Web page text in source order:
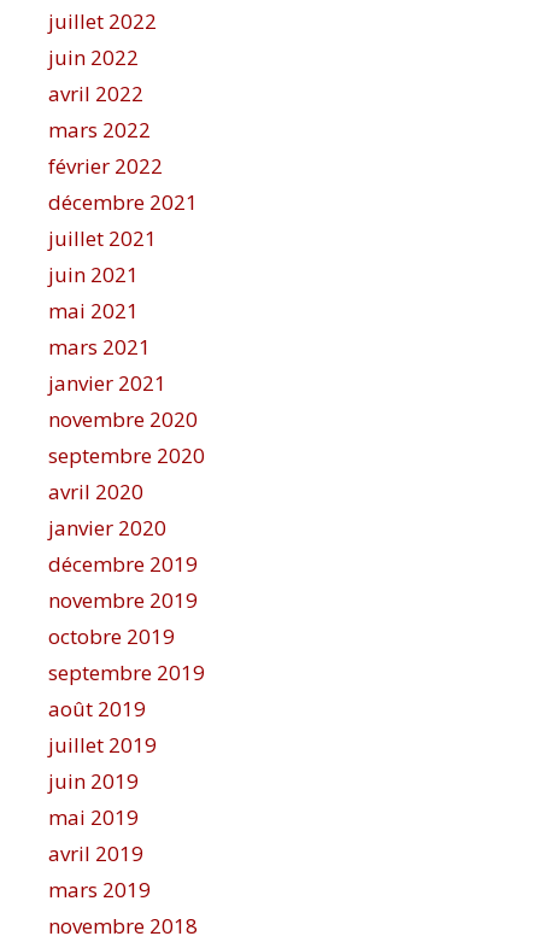
juillet 2022
juin 2022
avril 2022
mars 2022
février 2022
décembre 2021
juillet 2021
juin 2021
mai 2021
mars 2021
janvier 2021
novembre 2020
septembre 2020
avril 2020
janvier 2020
décembre 2019
novembre 2019
octobre 2019
septembre 2019
août 2019
juillet 2019
juin 2019
mai 2019
avril 2019
mars 2019
novembre 2018